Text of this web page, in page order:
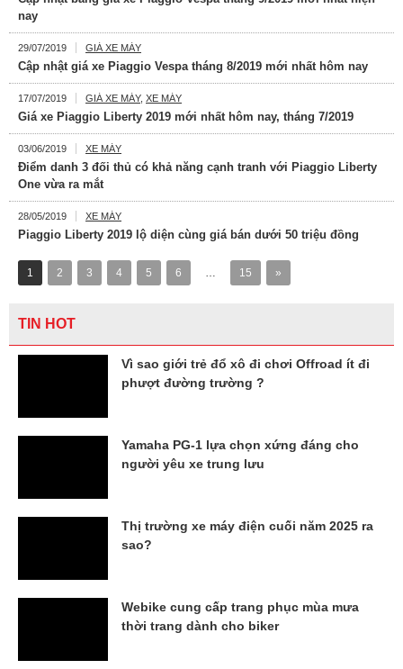
nay
29/07/2019 GIÁ XE MÁY
Cập nhật giá xe Piaggio Vespa tháng 8/2019 mới nhất hôm nay
17/07/2019 GIÁ XE MÁY, XE MÁY
Giá xe Piaggio Liberty 2019 mới nhất hôm nay, tháng 7/2019
03/06/2019 XE MÁY
Điểm danh 3 đối thủ có khả năng cạnh tranh với Piaggio Liberty
One vừa ra mắt
28/05/2019 XE MÁY
Piaggio Liberty 2019 lộ diện cùng giá bán dưới 50 triệu đồng
1 2 3 4 5 6 … 15 »
TIN HOT
Vì sao giới trẻ đổ xô đi chơi Offroad ít đi
phượt đường trường ?
Yamaha PG-1 lựa chọn xứng đáng cho
người yêu xe trung lưu
Thị trường xe máy điện cuối năm 2025 ra
sao?
Webike cung cấp trang phục mùa mưa
thời trang dành cho biker